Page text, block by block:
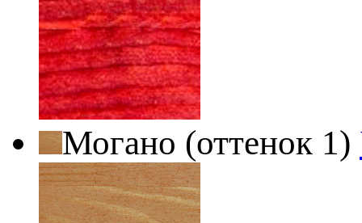
Могано (оттенок 1)